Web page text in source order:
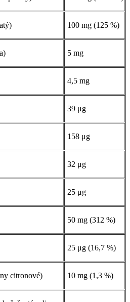
100 mg (125 %)
5 mg
4,5 mg
39 μg
158 μg
32 μg
25 μg
50 mg (312 %)
25 μg (16,7 %)
citronové) 10 mg (1,3 %)